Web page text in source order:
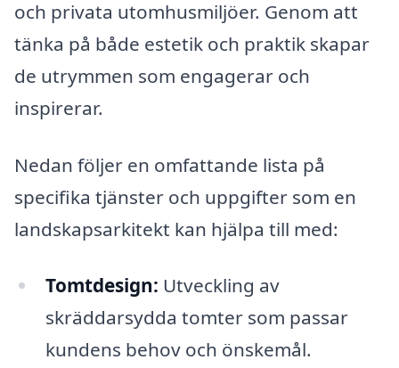
och privata utomhusmiljöer. Genom att
tänka på både estetik och praktik skapar
de utrymmen som engagerar och
inspirerar.
Nedan följer en omfattande lista på
specifika tjänster och uppgifter som en
landskapsarkitekt kan hjälpa till med:
Tomtdesign: Utveckling av
skräddarsydda tomter som passar
kundens behov och önskemål.